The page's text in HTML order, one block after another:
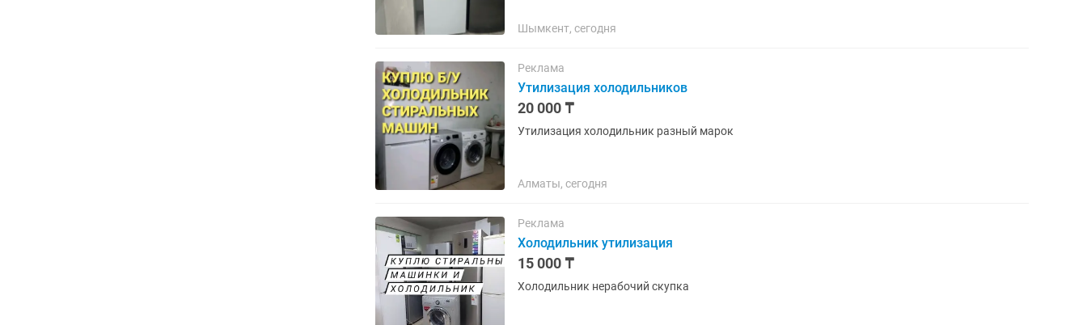
Шымкент, сегодня
Реклама
Утилизация холодильников
20 000 ₸
Утилизация холодильник разный марок
Алматы, сегодня
Реклама
Холодильник утилизация
15 000 ₸
Холодильник нерабочий скупка